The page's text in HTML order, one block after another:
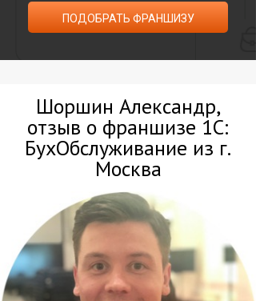
ПОДОБРАТЬ ФРАНШИЗУ
Шоршин Александр,
отзыв о франшизе 1С:
БухОбслуживание из г.
Москва